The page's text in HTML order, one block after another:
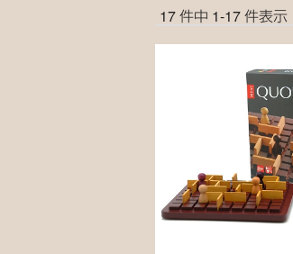
17 件中 1-17 件表示